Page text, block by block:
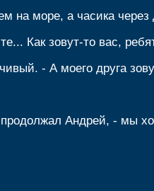
на море, а часика
Как зовут-то вас,
- А моего друга
Андрей, - мы